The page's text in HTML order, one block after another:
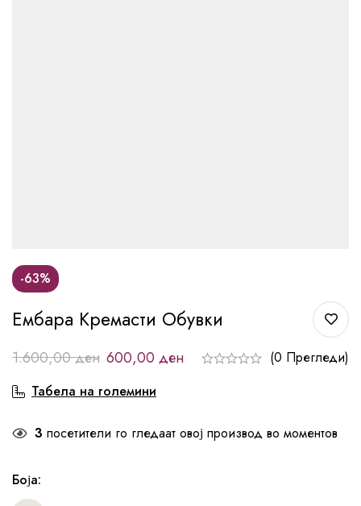
-63%
Ембара Кремасти Обувки
1.600,00ден 600,00 ден
(0 Прегледи)
Табела на големини
3 посетители го гледаат овој производ во моментов
Боја: